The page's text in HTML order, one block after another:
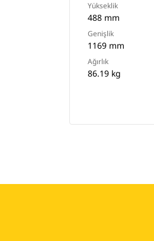
Yükseklik
488 mm
Genişlik
1169 mm
Ağırlık
86.19 kg